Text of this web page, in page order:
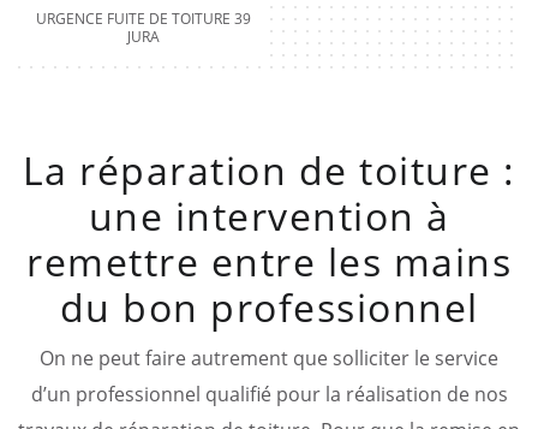
URGENCE FUITE DE TOITURE 39
JURA
La réparation de toiture :
une intervention à
remettre entre les mains
du bon professionnel
On ne peut faire autrement que solliciter le service
d’un professionnel qualifié pour la réalisation de nos